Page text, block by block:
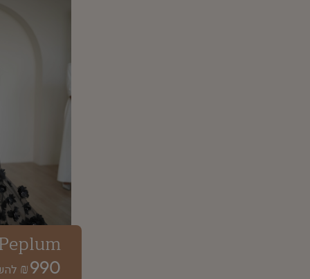
990
₪